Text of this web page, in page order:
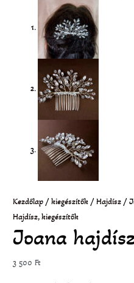
Kezdőlap /kiegészítők /Hajdísz /
Hajdísz,kiegészítők
Joana
3 500Ft